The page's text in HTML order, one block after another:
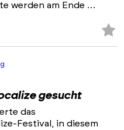
werden am Ende …
gesucht
das
Festival, in diesem